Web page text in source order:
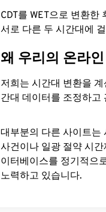
CDT를 WET으로 변환
서로 다른 두 시간대에
왜 우리의 온라
저희는 시간대 변환을 계
간대 데이터를 조정하고
대부분의 다른 사이트는
사건이나 일광 절약 시
이터베이스를 정기적으
노력하고 있습니다.